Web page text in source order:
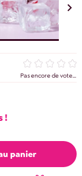

Pas encore de vote...
!
panier